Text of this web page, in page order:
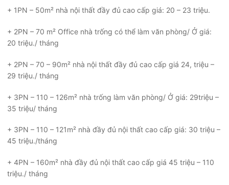
+ 1PN – 50m² nhà nội thất đầy đủ cao cấp giá: 20 – 23 triệu.
+ 2PN – 70 m² Office nhà trống có thể làm văn phòng/ Ở giá:
20 triệu./ tháng
+ 2PN – 70 – 90m² nhà nội thất đầy đủ cao cấp giá 24, triệu –
29 triệu./ tháng
+ 3PN – 110 – 126m² nhà trống làm văn phòng/ Ở giá: 29triệu –
35 triệu/ tháng
+ 3PN – 110 – 121m² nhà đầy đủ nội thất cao cấp giá: 30 triệu –
45 triệu./tháng
+ 4PN – 160m² nhà đầy đủ nội thất cao cấp giá 45 triệu – 110
triệu./ tháng